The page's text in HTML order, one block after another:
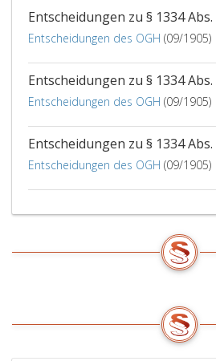
Entscheidungen zu § 1334 Abs.
Entscheidungen des OGH (09/1905)
Entscheidungen zu § 1334 Abs.
Entscheidungen des OGH (09/1905)
Entscheidungen zu § 1334 Abs.
Entscheidungen des OGH (09/1905)